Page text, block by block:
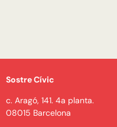
Sostre Cívic
c. Aragó, 141. 4a planta.
08015 Barcelona